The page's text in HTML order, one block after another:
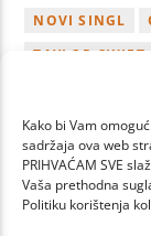
Kako bi Vam
sadržaja ova web
PRIHVAĆAM SVE
Vaša prethodna
Politiku korištenja
NOVI SINGL
TAYLOR SWIFT